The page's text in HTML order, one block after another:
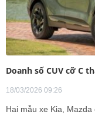
Doanh số CUV cỡ C
18/03/2026 09:26
Hai mẫu xe Kia,